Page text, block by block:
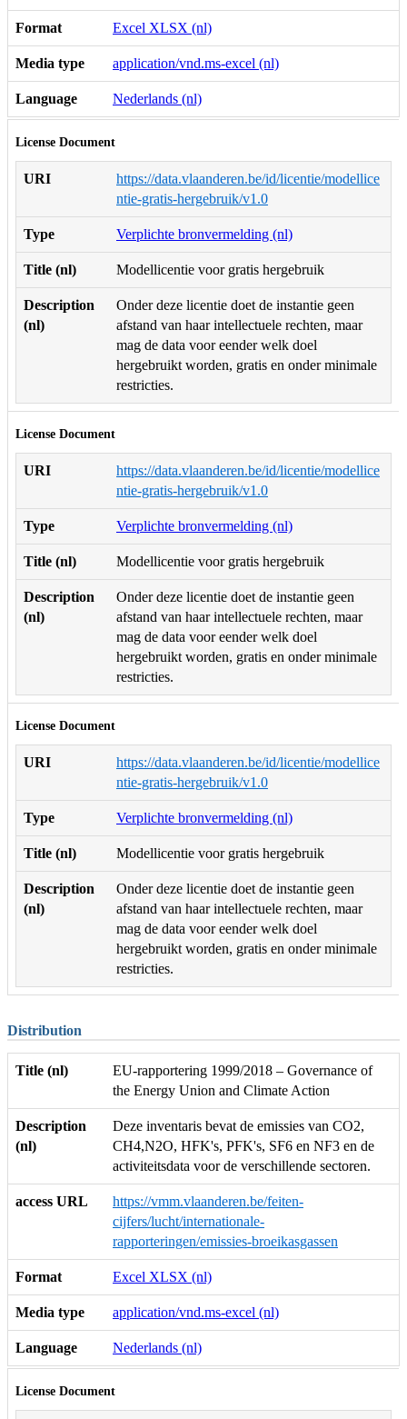
Format Excel XLSX (nl)
Media type application/vnd.ms-excel (nl)
Language Nederlands (nl)
License Document
URI
https://data.vlaanderen.be/id/licentie/modellice
ntie-gratis-hergebruik/v1.0
Type Verplichte bronvermelding (nl)
Title (nl) Modellicentie voor gratis hergebruik
Description
(nl)
Onder deze licentie doet de instantie geen
afstand van haar intellectuele rechten, maar
mag de data voor eender welk doel
hergebruikt worden, gratis en onder minimale
restricties.
License Document
URI
https://data.vlaanderen.be/id/licentie/modellice
ntie-gratis-hergebruik/v1.0
Type Verplichte bronvermelding (nl)
Title (nl) Modellicentie voor gratis hergebruik
Description
(nl)
Onder deze licentie doet de instantie geen
afstand van haar intellectuele rechten, maar
mag de data voor eender welk doel
hergebruikt worden, gratis en onder minimale
restricties.
License Document
URI
https://data.vlaanderen.be/id/licentie/modellice
ntie-gratis-hergebruik/v1.0
Type Verplichte bronvermelding (nl)
Title (nl) Modellicentie voor gratis hergebruik
Description
(nl)
Onder deze licentie doet de instantie geen
afstand van haar intellectuele rechten, maar
mag de data voor eender welk doel
hergebruikt worden, gratis en onder minimale
restricties.
Distribution
Title (nl)
EU-rapportering 1999/2018 – Governance of
the Energy Union and Climate Action
Description
(nl)
Deze inventaris bevat de emissies van CO2,
CH4,N2O, HFK's, PFK's, SF6 en NF3 en de
activiteitsdata voor de verschillende sectoren.
access URL
https://vmm.vlaanderen.be/feiten-
cijfers/lucht/internationale-
rapporteringen/emissies-broeikasgassen
Format Excel XLSX (nl)
Media type application/vnd.ms-excel (nl)
Language Nederlands (nl)
License Document